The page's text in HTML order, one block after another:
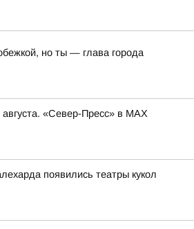
но ты — глава города
«Север-Пресс» в MAX
появились театры кукол